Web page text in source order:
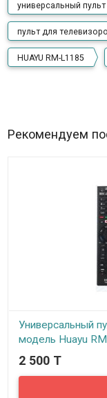
универсальный
пульт для
HUAYU RM-L1185
Рекомендуем
Универсальный
модель Huayu
В наличии
Универсальный
изготовлен из
2 500 T